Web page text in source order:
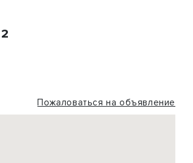
помещение
Пожаловаться на объявление